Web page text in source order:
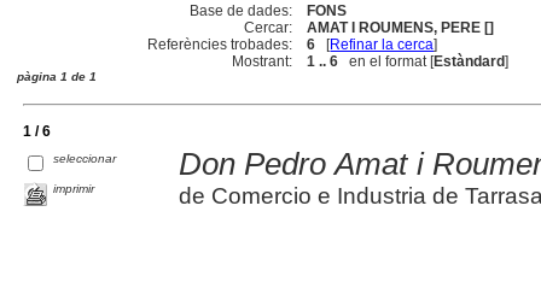
Base de dades:
FONS
Cercar:
AMAT I ROUMENS, PERE []
Referències trobades:
6 [Refinar la cerca]
Mostrant:
1 .. 6 en el format [Estàndard]
pàgina 1 de 1
1 / 6
seleccionar
imprimir
Don Pedro Amat i
de Comercio e Industria de